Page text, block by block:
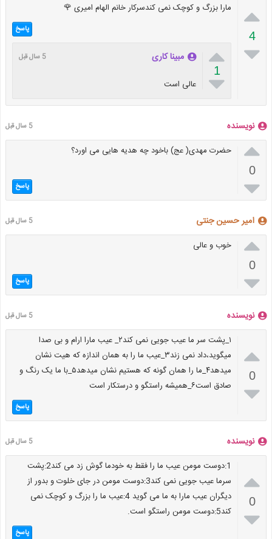

4

مارا بزرگ و کوچک نمی کندسرکار خانم الهام امیری 🌹
پاسخ

1

مبینا کاری 5 سال قبل
عالی است
نویسنده 5 سال قبل

0

حضرت مهدی( عج) باخود چه هدیه هایی می اورد؟
پاسخ
امیر حسین جنتی 5 سال قبل

0

خوب و عالی
پاسخ
نویسنده 5 سال قبل

0

۱_پشت سر ما عیب جویی نمی کند۲_ عیب مارا ارام و بی صدا
میگوید،داد نمی زند۳_عیب ما را به همان اندازه که هیت نشان
میدهد۴_ما را همان گونه که هستیم نشان میدهد۵_با ما یک رنگ و
صادق است۶_همیشه راستگو و درستکار است
پاسخ
نویسنده 5 سال قبل

0

1:دوست مومن عیب ما را فقط به خودما گوش زد می کند2:پشت
سرما عیب جویی نمی کند3:دوست مومن در جای خلوت و بدور از
دیگران عیب مارا به ما می گوید 4:عیب ما را بزرگ و کوچک نمی
کند5:دوست مومن راستگو است.
پاسخ